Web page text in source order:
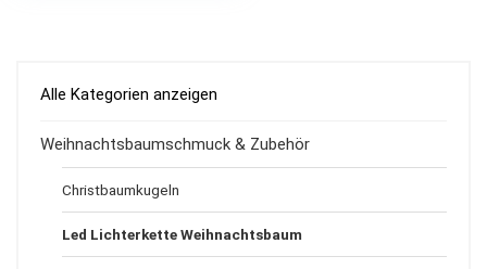
Alle Kategorien anzeigen
Weihnachtsbaumschmuck & Zubehör
Christbaumkugeln
Led Lichterkette Weihnachtsbaum